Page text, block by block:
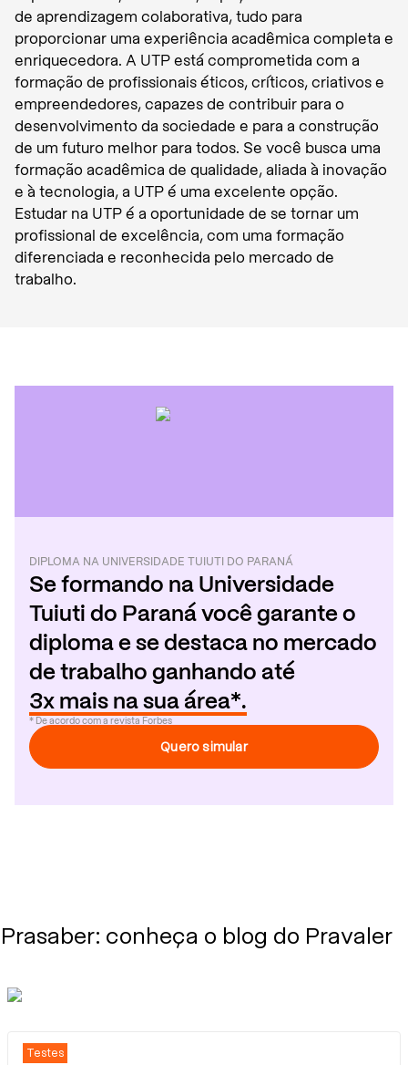
de aprendizagem colaborativa, tudo para
proporcionar uma experiência acadêmica completa e
enriquecedora. A UTP está comprometida com a
formação de profissionais éticos, críticos, criativos e
empreendedores, capazes de contribuir para o
desenvolvimento da sociedade e para a construção
de um futuro melhor para todos. Se você busca uma
formação acadêmica de qualidade, aliada à inovação
e à tecnologia, a UTP é uma excelente opção.
Estudar na UTP é a oportunidade de se tornar um
profissional de excelência, com uma formação
diferenciada e reconhecida pelo mercado de
trabalho.
DIPLOMA NA UNIVERSIDADE TUIUTI DO PARANÁ
Se formando na Universidade
Tuiuti do Paranávocê garante o
diploma e se destaca no mercado
de trabalho ganhando até
3x mais na sua área*.
* De acordo com a revista Forbes
Quero simular
Prasaber: conheça o blog do Pravaler
Testes